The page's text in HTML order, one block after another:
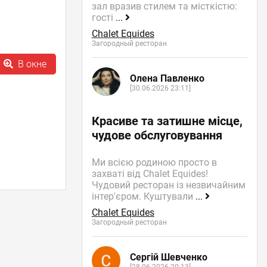
В окне
зал вразив стилем та місткістю:
гості ...
Chalet Equides
Загородный ресторан
Олена Павленко
[30.06.2026 23:11]
Красиве та затишне місце,
чудове обслуговування
Ми всією родиною просто в
захваті від Chalet Equides!
Чудовий ресторан із незвичайним
інтер'єром. Куштували ...
Chalet Equides
Загородный ресторан
Сергій Шевченко